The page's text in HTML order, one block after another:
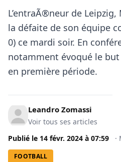
L’entraÃ®neur de Leipzig,
la défaite de son équipe
0) ce mardi soir. En
notamment évoqué le
en première période.
Leandro Zomassi
Voir tous ses articles
Publié le 14 févr. 2024 à 07:59 ·
FOOTBALL